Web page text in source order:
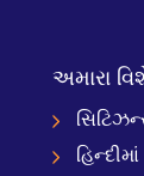
અમારા